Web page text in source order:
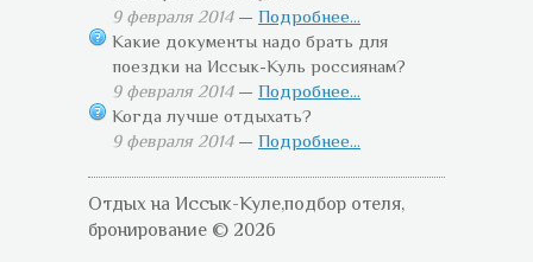
9 февраля 2014— Подробнее...
Какие документы надо брать для
поездки на Иссык-Куль россиянам?
9 февраля 2014— Подробнее...
Когда лучше отдыхать?
9 февраля 2014— Подробнее...
Отдых на Иссык-Куле,подбор отеля,
бронирование © 2026